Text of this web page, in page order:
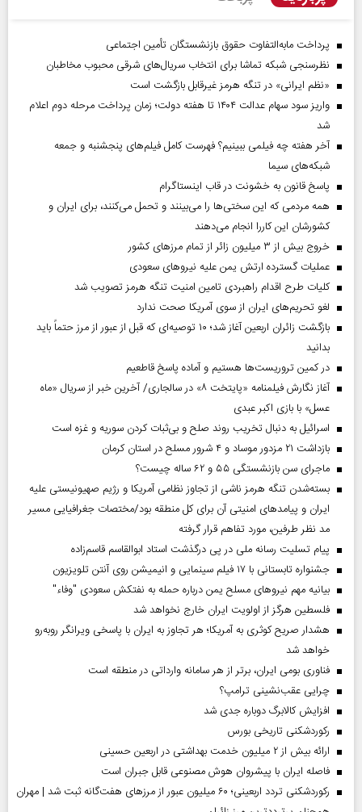
پرداخت مابه‌التفاوت حقوق بازنشستگان تأمین اجتماعی
نظرسنجی شبکه تماشا برای انتخاب سریال‌های شرقی محبوب مخاطبان
«نظم ایرانی» در تنگه هرمز غیرقابل بازگشت است
واریز سود سهام عدالت ۱۴۰۴ تا هفته دولت؛ زمان پرداخت مرحله دوم اعلام
شد
آخر هفته چه فیلمی ببینیم؟ فهرست کامل فیلم‌های پنجشنبه و جمعه
شبکه‌های سیما
پاسخ قانون به خشونت در قاب اینستاگرام
همه مردمی که این سختی‌ها را می‌بینند و تحمل می‌کنند، برای ایران و
کشورشان این کاررا انجام می‌دهند
خروج بیش از ۳ میلیون زائر از تمام مرز‌های کشور
عملیات گسترده ارتش یمن علیه نیروهای سعودی
کلیات طرح اقدام راهبردی تامین امنیت تنگه هرمز تصویب شد
لغو تحریم‌های ایران از سوی آمریکا صحت ندارد
بازگشت زائران اربعین آغاز شد؛ ۱۰ توصیه‌ای که قبل از عبور از مرز حتماً باید
بدانید
در کمین تروریست‌ها هستیم و آماده پاسخ قاطعیم
آغاز نگارش فیلمنامه «پایتخت ۸» در سالجاری/ آخرین خبر از سریال «ماه
عسل» با بازی اکبر عبدی
اسرائیل به دنبال تخریب روند صلح و بی‌ثبات کردن سوریه و غزه است
بازداشت ۲۱ مزدور موساد و ۴ شرور مسلح در استان کرمان
ماجرای سن بازنشستگی ۵۵ و ۶۲ ساله چیست؟
بسته‌شدن تنگه هرمز ناشی از تجاوز نظامی آمریکا و رژیم صهیونیستی علیه
ایران و پیامد‌های امنیتی آن برای کل منطقه بود/مختصات جغرافیایی مسیر
مد نظر طرفین، مورد تفاهم قرار گرفته
پیام تسلیت رسانه ملی در پی درگذشت استاد ابوالقاسم قاسم‌زاده
جشنواره تابستانی با ۱۷ فیلم سینمایی و انیمیشن روی آنتن تلویزیون
بیانیه مهم نیروهای مسلح یمن درباره حمله به نفتکش سعودی "وفاء"
فلسطین هرگز از اولویت ایران خارج نخواهد شد
هشدار صریح کوثری به آمریکا؛ هر تجاوز به ایران با پاسخی ویرانگر روبه‌رو
خواهد شد
فناوری بومی ایران، برتر از هر سامانه وارداتی در منطقه است
چرایی عقب‌نشینی ترامپ؟
افزایش کالابرگ دوباره جدی شد
رکوردشکنی تاریخی بورس
ارائه بیش از ۲ میلیون خدمت بهداشتی در اربعین حسینی
فاصله ایران با پیشرو‌ان هوش مصنوعی قابل جبران است
رکوردشکنی تردد اربعینی؛ ۶۰ میلیون عبور از مرزهای هفت‌گانه ثبت شد | مهران